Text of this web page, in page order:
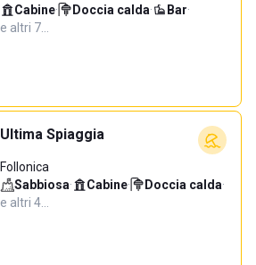
Cabine· Doccia calda· Bar·
e altri 7…
Ultima Spiaggia
Follonica
Sabbiosa· Cabine· Doccia calda·
e altri 4…